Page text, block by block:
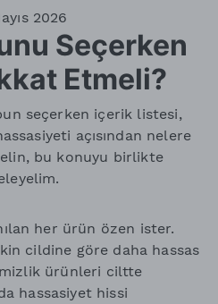
2026
Seçerken
Etmeli?
seçerken içerik listesi,
açısından nelere
bu konuyu birlikte
her ürün özen ister.
cildine göre daha hassas
ürünleri ciltte
hassasiyet hissi